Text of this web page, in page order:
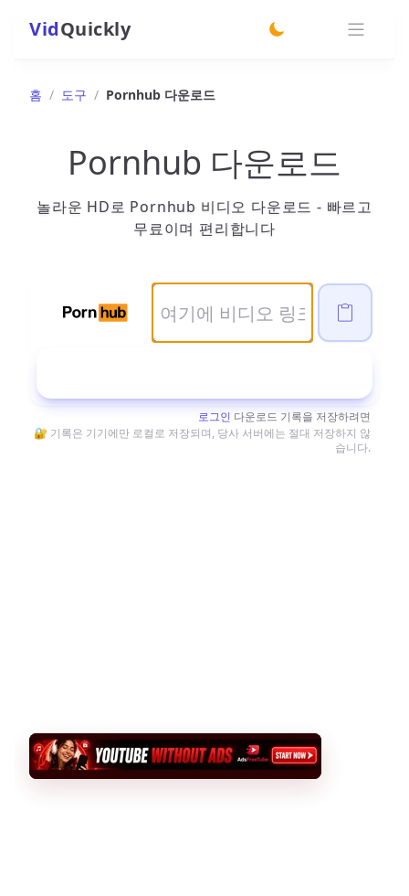
VidQuickly
홈 / 도구 / Pornhub 다운로드
Pornhub 다운로드
놀라운 HD로 Pornhub 비디오 다운로드 - 빠르고
무료이며 편리합니다
로그인 다운로드 기록을 저장하려면
🔐 기록은 기기에만 로컬로 저장되며, 당사 서버에는 절대 저장하지 않
습니다.